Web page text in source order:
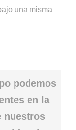
una misma
podemos
en la
nuestros